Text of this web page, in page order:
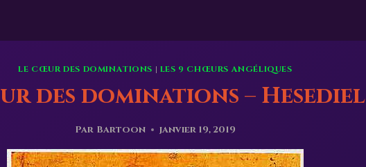
LE CŒUR DES DOMINATIONS | LES 9 CHŒURS ANGÉLIQUES
des dominations – Hesediel
Par Bartoon janvier 19, 2019